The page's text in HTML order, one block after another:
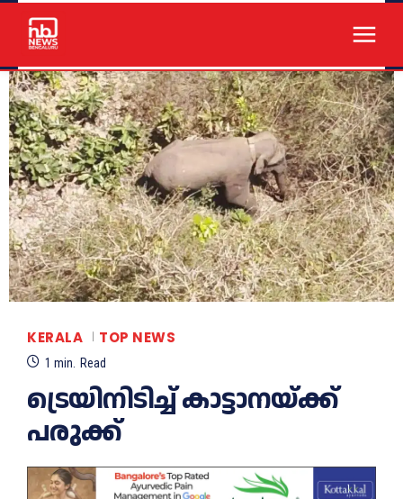
KERALA TOP NEWS
1 min. Read
ട്രെയിനിടിച്ച്‌ കാട്ടാനയ്ക്ക്
പരുക്ക്